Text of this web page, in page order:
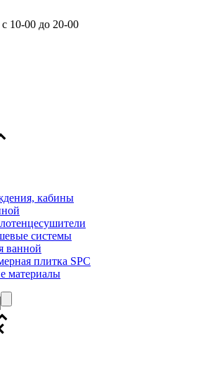
10-00 до 20-00
кабины
системы
ванной
плитка SPC
материалы